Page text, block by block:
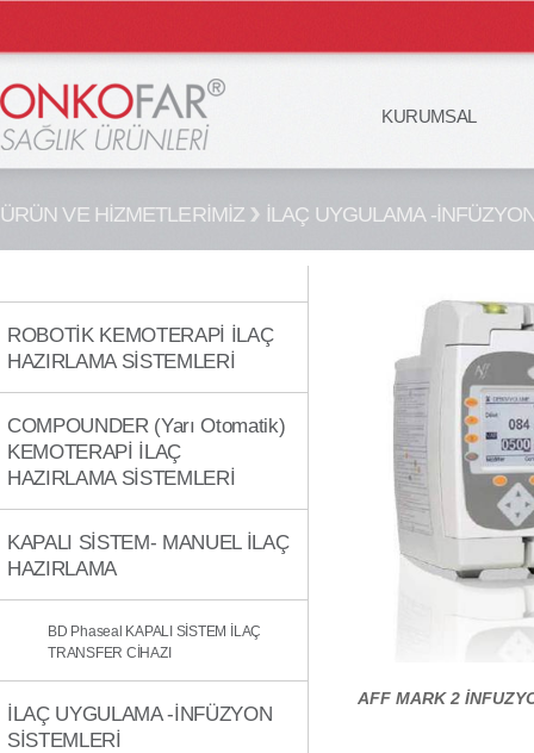
KURUMSAL
ÜRÜN VE HİZMETLERİMİZ İLAÇ UYGULAMA -
ROBOTİK KEMOTERAPİ İLAÇ
HAZIRLAMA SİSTEMLERİ
COMPOUNDER (Yarı Otomatik)
KEMOTERAPİ İLAÇ
HAZIRLAMA SİSTEMLERİ
KAPALI SİSTEM- MANUEL İLAÇ
HAZIRLAMA
BD Phaseal KAPALI SİSTEM İLAÇ
TRANSFER CİHAZI
İLAÇ UYGULAMA -İNFÜZYON
SİSTEMLERİ
AFF MARK 2